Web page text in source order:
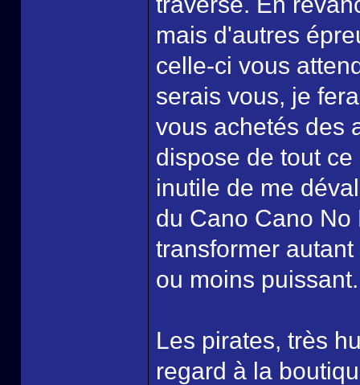
mais d'autres
celle-ci vous
serais vous, je
vous achetés des
dispose de tout
inutile de me
du Cano Cano No
transformer
ou moins puissant.
Les pirates, très
regard à la